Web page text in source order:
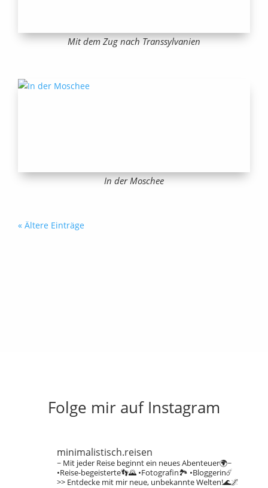
Mit dem Zug nach Transsylvanien
In der Moschee
« Ältere Einträge
Folge mir auf Instagram
minimalistisch.reisen
~ Mit jeder Reise beginnt ein neues Abenteuer🌍~
•Reise-begeisterte👣🌄•Fotografin🏞️ •Bloggerin☄️
>> Entdecke mit mir neue, unbekannte Welten!🌊🌌